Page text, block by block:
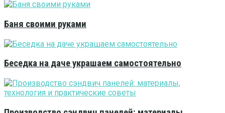
Баня своими руками
Беседка на даче украшаем самостоятельно